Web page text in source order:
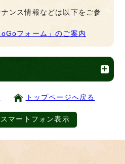
ンス情報などは以下をご参
フォーム」のご案内
トップページへ戻る
スマートフォン表示